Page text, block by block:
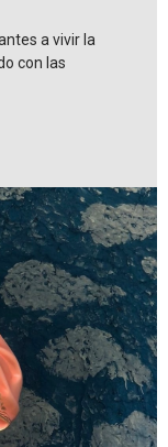
a vivir la
con las